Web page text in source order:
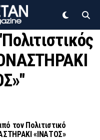
τον Πολιτιστικό
«ΙΝΑΤΟΣ»